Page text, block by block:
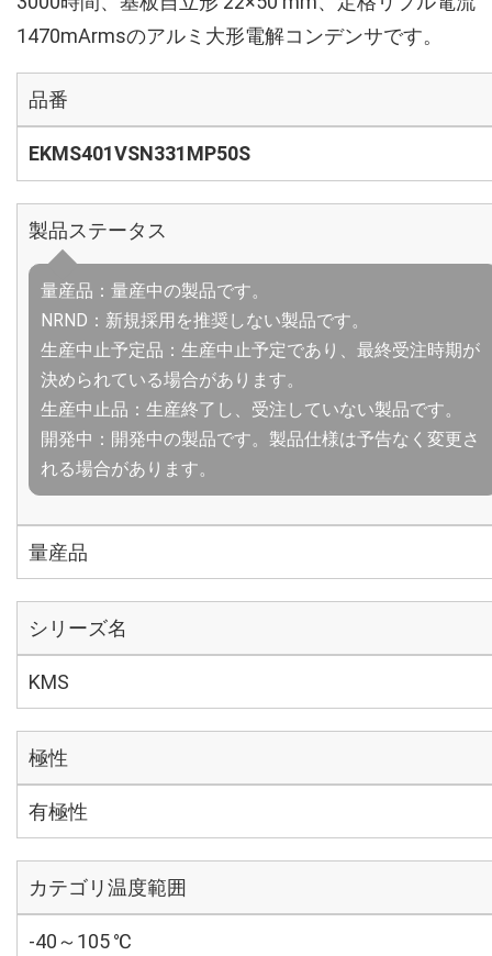
1470mArmsのアルミ大形電解コンデンサです。
品番
EKMS401VSN331MP50S
製品ステータス
量産品：量産中の製品です。
NRND：新規採用を推奨しない製品です。
生産中止予定品：生産中止予定であり、最終受注時期が
決められている場合があります。
生産中止品：生産終了し、受注していない製品です。
開発中：開発中の製品です。製品仕様は予告なく変更さ
れる場合があります。
量産品
シリーズ名
KMS
極性
有極性
カテゴリ温度範囲
-40～105 ℃